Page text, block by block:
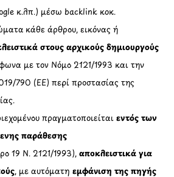
κ.λπ.) μέσω backlink κοκ.
κάθε άρθρου, εικόνας ή
στους αρχικούς δημιουργούς
με τον Νόμο 2121/1993 και την
790 (ΕΕ) περί προστασίας της
πραγματοποιείταιεντός των
παράθεσης
19 Ν. 2121/1993), αποκλειστικά για
, με αυτόματηεμφάνιση της πηγής